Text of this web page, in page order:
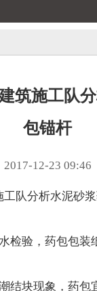
筑施工队
包锚杆
2017-12-23 09:46
队分析水泥砂
检验，药包包装
结块现象，药